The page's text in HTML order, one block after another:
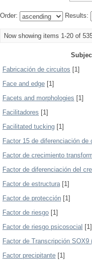
Order: Results:
Now showing items 1-20 of
Fabricación de circuitos [1]
Face and edge [1]
Facets and morphologies [1]
Facilitadores [1]
Facilitated tucking [1]
Factor 15 de diferenciación de
Factor de crecimiento
Factor de diferenciación del
Factor de estructura[1]
Factor de protección [1]
Factor de riesgo [1]
Factor de riesgo psicosocial [1]
Factor de Transcripción SOX9
Factor precipitante [1]